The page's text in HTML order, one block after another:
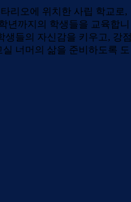
리오에 위치한 사립 학교로,
년까지의 학생들을 교육합니
생들의 자신감을 키우고, 강점
너머의 삶을 준비하도록 도